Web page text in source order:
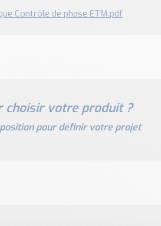
Contrôle de phase ETM.pdf
choisir votre produit ?
pour définir votre projet